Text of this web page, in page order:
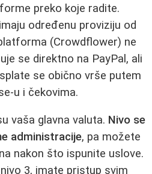
preko koje radite.
određenu proviziju od
(Crowdflower) ne
se direktno na PayPal, ali
se obično vrše putem
u i čekovima.
vaša glavna valuta. Nivo se
administracije, pa možete
nakon što ispunite uslove.
3, imate pristup svim